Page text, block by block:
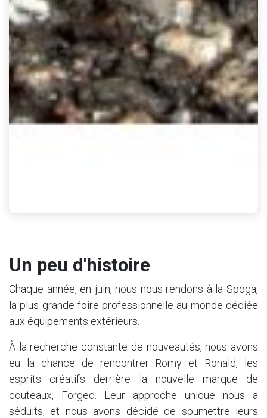
Un peu d'histoire
Chaque année, en juin, nous nous rendons à la Spoga,
la plus grande foire professionnelle au monde dédiée
aux équipements extérieurs.
À la recherche constante de nouveautés, nous avons
eu la chance de rencontrer Romy et Ronald, les
esprits créatifs derrière la nouvelle marque de
couteaux, Forged. Leur approche unique nous a
séduits, et nous avons décidé de soumettre leurs